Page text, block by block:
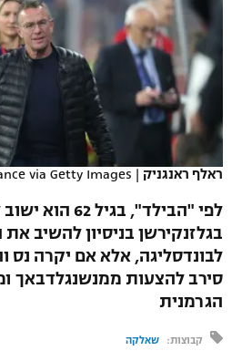
VOD
רץ ברשת
תוצאות
לוח שידורים
ברחבה
נבחרת ישראל
מכבי חיפה
בית"ר ירושלים
מכבי תל אביב
הפועל חיפה
הפועל באר שבע
מכבי נתניה
ליגה ספרדית
ליגה איטלקית
ליגה צרפתית
ליגה הולנדית
ליגה טורקית
ליגה סינית
ליגה ברזילאית
ליגות נוספות
כדורסל נשים
מכבי תל אביב
הפועל חולון
הפועל ירושלים
יורוליג
יורוקאפ
טניס
כדוריד
כדורעף
שחייה
ג'ודו
אגרוף
ראלף ראנגניק |
via Getty Images
לפי "הבילד",
בגלזנקירשן בניסיון להשיב
לבונדסליגה, אלא אם יקרה נס
סירב להצעות ממנשנגלדבאך
הגרמנית
קבוצות: שאלקה